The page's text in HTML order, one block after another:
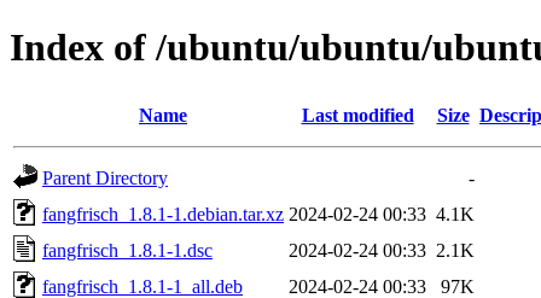
Index of /ubuntu/ubuntu/
Name Last modified Size
Parent Directory
-
fangfrisch_1.8.1-1.debian.tar.xz 2024-02-24 00:33 4.1K
fangfrisch_1.8.1-1.dsc
2024-02-24 00:33 2.1K
fangfrisch_1.8.1-1_all.deb
2024-02-24 00:33
97K